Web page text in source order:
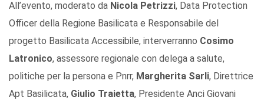
All’evento, moderato da Nicola Petrizzi, Data Protection
Officer della Regione Basilicata e Responsabile del
progetto Basilicata Accessibile, interverranno Cosimo
Latronico, assessore regionale con delega a salute,
politiche per la persona e Pnrr, Margherita Sarli, Direttrice
Apt Basilicata, Giulio Traietta, Presidente Anci Giovani